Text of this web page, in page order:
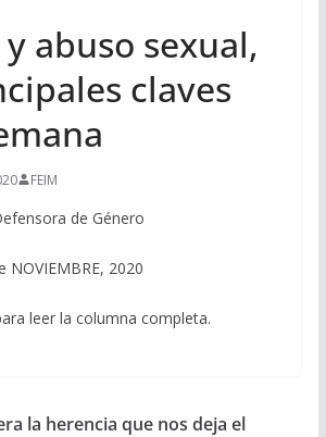
abuso sexual,
claves
FEIM
de Género
NOVIEMBRE, 2020
leer la columna completa.
la herencia que nos deja el